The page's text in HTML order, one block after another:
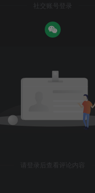
社交账号登录
请登录后查看评论内容